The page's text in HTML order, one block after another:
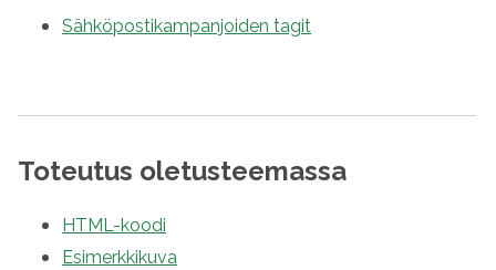
Sähköpostikampanjoiden tagit
Toteutus oletusteemassa
HTML-koodi
Esimerkkikuva